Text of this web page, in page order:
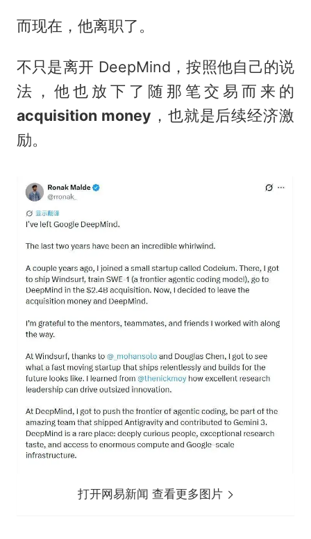
而现在，他离职了。
不只是离开 DeepMind，按照他自己的说
法，他也放下了随那笔交易而来的
acquisition money ，也就是后续经济激
励。
打开网易新闻 查看更多图片